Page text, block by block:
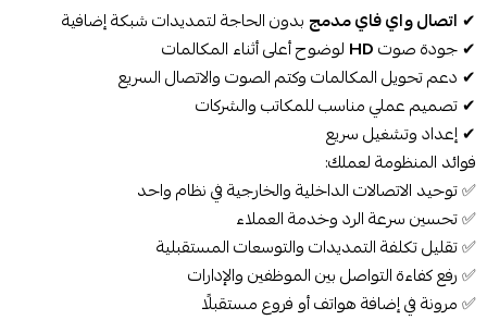
✔ اتصال واي فاي مدمج بدون الحاجة لتمديدات شبكة إضافية
✔ جودة صوتHD لوضوح أعلى أثناء المكالمات
✔ دعم تحويل المكالمات وكتم الصوت والاتصال السريع
✔ تصميم عملي مناسب للمكاتب والشركات
✔ إعداد وتشغيل سريع
فوائد المنظومة لعملك:
✅ توحيد الاتصالات الداخلية والخارجية في نظام واحد
✅ تحسين سرعة الرد وخدمة العملاء
✅ تقليل تكلفة التمديدات والتوسعات المستقبلية
✅ رفع كفاءة التواصل بين الموظفين والإدارات
✅ مرونة في إضافة هواتف أو فروع مستقبلًا